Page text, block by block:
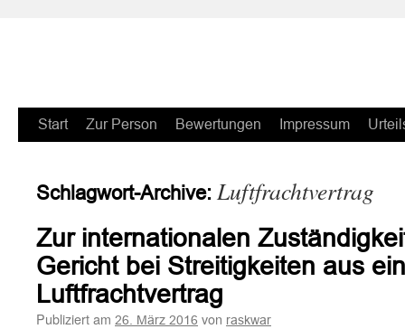
Zum
springen
Start Zur Person Bewertungen Impressum
Schlagwort-Archive: Luftfrachtvertrag
Zur internationalen
Gericht bei Streitigkeiten aus
Luftfrachtvertrag
Publiziert am 26. März 2016 von raskwar